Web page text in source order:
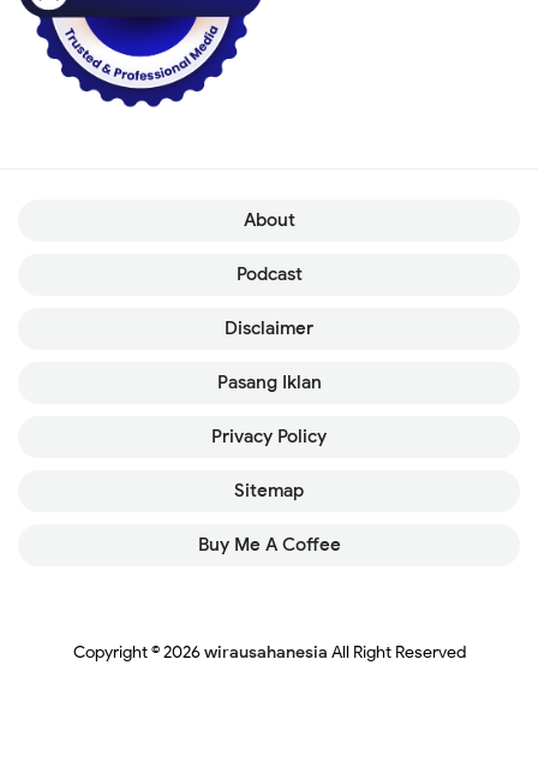
About
Podcast
Disclaimer
Pasang Iklan
Privacy Policy
Sitemap
Buy Me A Coffee
Copyright ©2026 wirausahanesia All Right Reserved